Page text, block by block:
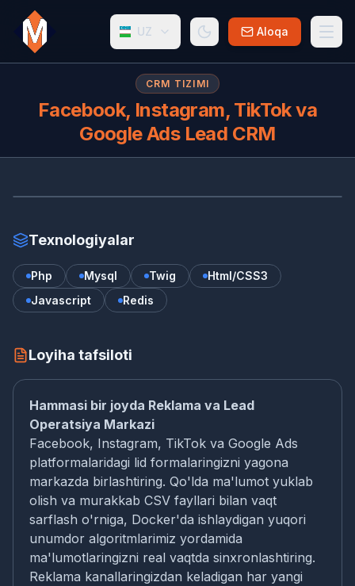
UZ Aloqa
CRM TIZIMI
Facebook, Instagram, TikTok va
Google Ads Lead CRM
FA
Texnologiyalar
Php Mysql Twig
Html/CSS3
Javascript
Redis
Loyiha tafsiloti
Hammasi bir joyda Reklama va Lead
Operatsiya Markazi
Facebook, Instagram, TikTok va Google Ads
platformalaridagi lid formalaringizni yagona
markazda birlashtiring. Qo'lda ma'lumot yuklab
olish va murakkab CSV fayllari bilan vaqt
sarflash o'rniga, Docker'da ishlaydigan yuqori
unumdor algoritmlarimiz yordamida
ma'lumotlaringizni real vaqtda sinxronlashtiring.
Reklama kanallaringizdan keladigan har yangi